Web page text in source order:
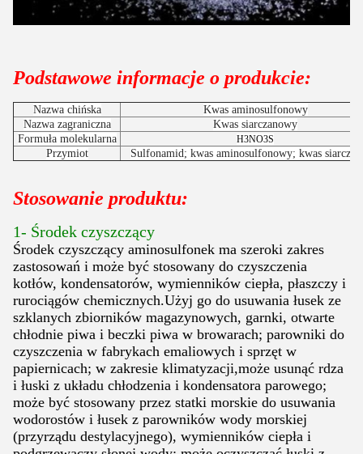
Podstawowe informacje o produkcie:
Nazwa chińska
Kwas aminosulfonowy
Nazwa zagraniczna
Kwas siarczanowy
Formuła molekularna
H3NO3S
Przymiot Sulfonamid; kwas aminosulfonowy; kwas
Stosowanie produktu:
1- Środek czyszczący
Środek czyszczący aminosulfonek ma szeroki zakres
zastosowań i może być stosowany do czyszczenia
kotłów, kondensatorów, wymienników ciepła, płaszczy i
rurociągów chemicznych.Użyj go do usuwania łusek ze
szklanych zbiorników magazynowych, garnki, otwarte
chłodnie piwa i beczki piwa w browarach; parowniki do
czyszczenia w fabrykach emaliowych i sprzęt w
papiernicach; w zakresie klimatyzacji,może usunąć rdza
i łuski z układu chłodzenia i kondensatora parowego;
może być stosowany przez statki morskie do usuwania
wodorostów i łusek z parowników wody morskiej
(przyrządu destylacyjnego), wymienników ciepła i